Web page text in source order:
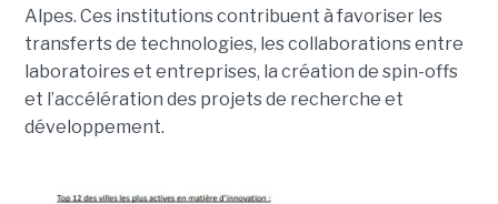
Alpes. Ces institutions contribuent à favoriser les
transferts de technologies, les collaborations entre
laboratoires et entreprises, la création de spin-offs
et l’accélération des projets de recherche et
développement.